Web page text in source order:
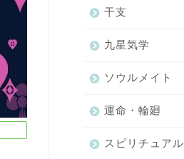
干支
九星気学
ソウルメイト
運命・輪廻
スピリチュアル